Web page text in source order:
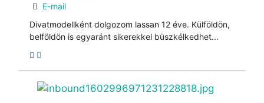
E-mail
Divatmodellként dolgozom lassan 12 éve. Külföldön,
belföldön is egyaránt sikerekkel büszkélkedhet...